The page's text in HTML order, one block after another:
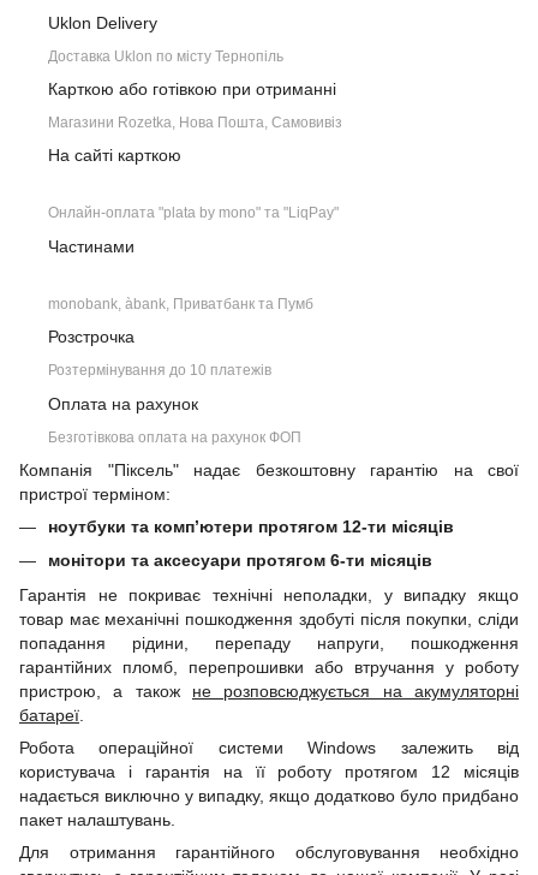
Uklon Delivery
Доставка Uklon по місту Тернопіль
Карткою або готівкою при отриманні
Магазини Rozetka, Нова Пошта, Самовивіз
На сайті карткою
Онлайн-оплата "plata by mono" та "LiqPay"
Частинами
monobank, àbank, Приватбанк та Пумб
Розстрочка
Розтермінування до 10 платежів
Оплата на рахунок
Безготівкова оплата на рахунок ФОП
Компанія "Піксель" надає безкоштовну гарантію на свої
пристрої терміном:
ноутбуки та комп’ютери протягом 12-ти місяців
монітори та аксесуари протягом 6-ти місяців
Гарантія не покриває технічні неполадки, у випадку якщо
товар має механічні пошкодження здобуті після покупки, сліди
попадання рідини, перепаду напруги, пошкодження
гарантійних пломб, перепрошивки або втручання у роботу
пристрою, а також не розповсюджується на акумуляторні
батареї
Робота операційної системи Windows залежить від
користувача і гарантія на її роботу протягом 12 місяців
надається виключно у випадку, якщо додатково було придбано
пакет налаштувань.
Для отримання гарантійного обслуговування необхідно